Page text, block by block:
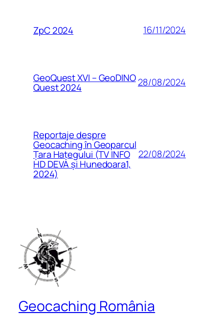
ZpC 2024 16/11/2024
GeoQuest XVI – GeoDINO
Quest 2024 28/08/2024
Reportaje despre
Geocaching în Geoparcul
Țara Hațegului (TV INFO
HD DEVA și Hunedoara1,
2024)
22/08/2024
Geocaching România